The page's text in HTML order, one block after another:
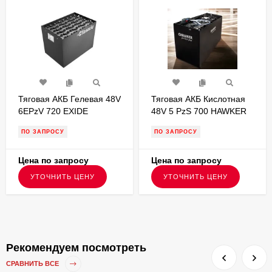
Тяговая АКБ Гелевая 48V
6EPzV 720 EXIDE
FKB000319
ПО ЗАПРОСУ
Цена по запросу
УТОЧНИТЬ ЦЕНУ
Тяговая АКБ Кислотная
48V 5 PzS 700 HAWKER
ПО ЗАПРОСУ
Цена по запросу
УТОЧНИТЬ ЦЕНУ
Рекомендуем посмотреть
СРАВНИТЬ ВСЕ